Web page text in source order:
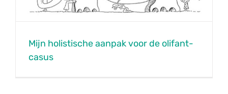
Mijn holistische aanpak voor de olifant-
casus